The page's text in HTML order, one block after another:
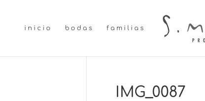
inicio bodas familias
IMG_0087